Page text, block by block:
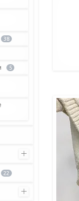
38
5
22